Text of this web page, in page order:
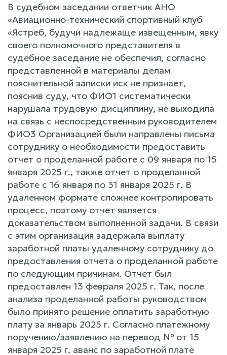
В судебном заседании ответчик АНО
«Авиационно-технический спортивный клуб
«Ястреб, будучи надлежаще извещенным, явку
своего полномочного представителя в
судебное заседание не обеспечил, согласно
представленной в материалы делам
пояснительной записки иск не признает,
пояснив суду, что ФИО1 систематически
нарушала трудовую дисциплину, не выходила
на связь с неспосредственным руководителем
ФИО3 Организацией были направлены письма
сотруднику о необходимости предоставить
отчет о проделанной работе с 09 января по 15
января 2025 г., также отчет о проделанной
работе с 16 января по 31 января 2025 г. В
удаленном формате сложнее контролировать
процесс, поэтому отчет является
доказательством выполненной задачи. В связи
с этим организация задержала выплату
заработной платы удаленному сотруднику до
предоставления отчета о проделанной работе
по следующим причинам. Отчет был
предоставлен 13 февраля 2025 г. Так, после
анализа проделанной работы руководством
было принято решение оплатить заработную
плату за январь 2025 г. Согласно платежному
поручению/заявлению на перевод № от 15
января 2025 г. аванс по заработной плате